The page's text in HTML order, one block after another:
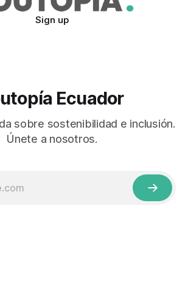
Sign up
Ecuador
sobre sostenibilidad e inclusión.
Únete a nosotros.